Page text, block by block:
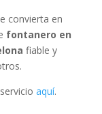
convierta en
fontanero en
fiable y
aquí.